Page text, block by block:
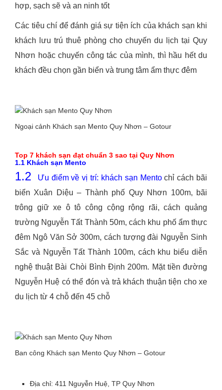
hợp, sạch sẽ và an ninh tốt
Các tiêu chí để đánh giá sự tiện ích của khách sạn khi
khách lưu trú thuê phòng cho chuyến du lịch tại Quy
Nhơn hoặc chuyến công tác của mình, thì hầu hết du
khách đều chọn gần biển và trung tâm ẩm thực đêm
Ngoại cảnh Khách sạn Mento Quy Nhơn – Gotour
Top 7 khách sạn đạt chuẩn 3 sao tại Quy Nhơn
1.1 Khách sạn Mento
1.2 Ưu điểm về vị trí: khách sạn Mentochỉ cách bãi
biển Xuân Diệu – Thành phố Quy Nhơn 100m, bãi
trông giữ xe ô tô công cộng rộng rãi, cách quảng
trường Nguyễn Tất Thành 50m, cách khu phố ẩm thực
đêm Ngô Văn Sở 300m, cách tượng đài Nguyễn Sinh
Sắc và Nguyễn Tất Thành 100m, cách khu biểu diễn
nghệ thuật Bài Chòi Bình Định 200m. Mặt tiền đường
Nguyễn Huệ có thể đón và trả khách thuận tiện cho xe
du lịch từ 4 chỗ đến 45 chỗ
Ban công Khách sạn Mento Quy Nhơn – Gotour
Địa chỉ: 411 Nguyễn Huệ, TP Quy Nhơn